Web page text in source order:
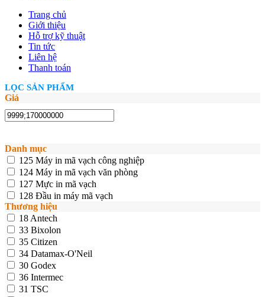
Trang chủ
Giới thiệu
Hỗ trợ kỹ thuật
Tin tức
Liên hệ
Thanh toán
LỌC SẢN PHẨM
Giá
Danh mục
125 Máy in mã vạch công nghiệp
124 Máy in mã vạch văn phòng
127 Mực in mã vạch
128 Đầu in máy mã vạch
Thương hiệu
18 Antech
33 Bixolon
35 Citizen
34 Datamax-O'Neil
30 Godex
36 Intermec
31 TSC